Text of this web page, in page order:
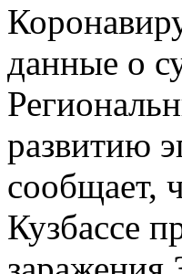
данные о
развитию
сообщает,
Кузбассе